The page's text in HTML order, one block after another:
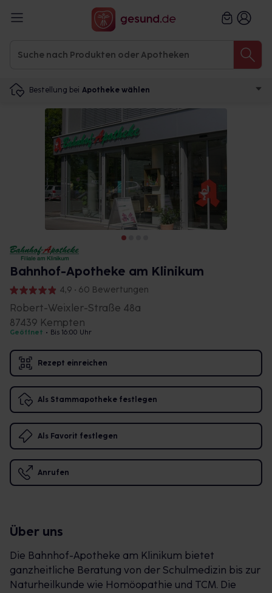
Bestellung bei Apotheke wählen
Bahnhof-Apotheke am Klinikum
4,9 • 60 Bewertungen
Robert-Weixler-Straße 48a
87439 Kempten
Geöffnet • Bis 16:00 Uhr
Rezept einreichen
Als Stammapotheke festlegen
Als Favorit festlegen
Anrufen
Über uns
Die Bahnhof-Apotheke am Klinikum bietet
ganzheitliche Beratung von der Schulmedizin bis zur
Naturheilkunde wie Homöopathie und TCM. Die